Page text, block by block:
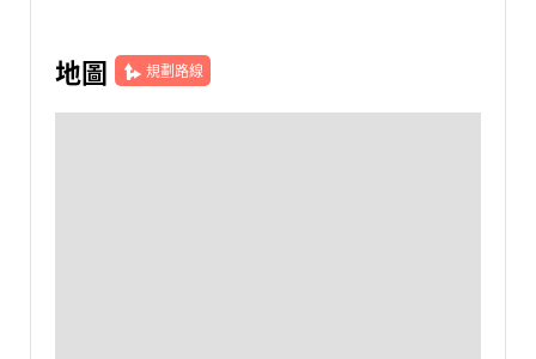
地圖 規劃路線